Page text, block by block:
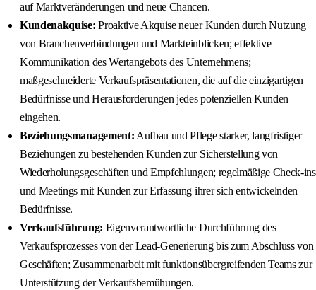
auf Marktveränderungen und neue Chancen.
Kundenakquise: Proaktive Akquise neuer Kunden durch Nutzung
von Branchenverbindungen und Markteinblicken; effektive
Kommunikation des Wertangebots des Unternehmens;
maßgeschneiderte Verkaufspräsentationen, die auf die einzigartigen
Bedürfnisse und Herausforderungen jedes potenziellen Kunden
eingehen.
Beziehungsmanagement: Aufbau und Pflege starker, langfristiger
Beziehungen zu bestehenden Kunden zur Sicherstellung von
Wiederholungsgeschäften und Empfehlungen; regelmäßige Check-ins
und Meetings mit Kunden zur Erfassung ihrer sich entwickelnden
Bedürfnisse.
Verkaufsführung: Eigenverantwortliche Durchführung des
Verkaufsprozesses von der Lead-Generierung bis zum Abschluss von
Geschäften; Zusammenarbeit mit funktionsübergreifenden Teams zur
Unterstützung der Verkaufsbemühungen.